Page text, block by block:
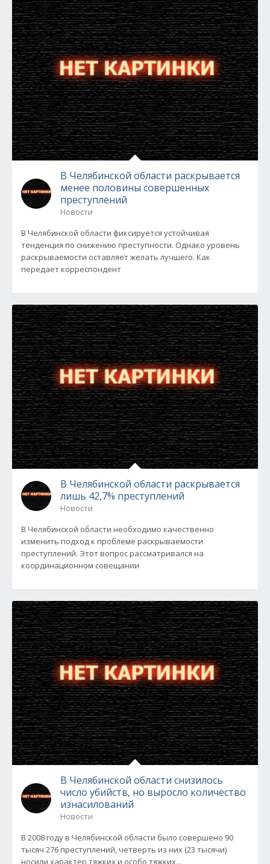
В Челябинской области раскрывается
менее половины совершенных
преступлений
Новости
В Челябинской области фиксируется устойчивая
тенденция по снижению преступности. Однако уровень
раскрываемости оставляет желать лучшего. Как
передает корреспондент
В Челябинской области раскрывается
лишь 42,7% преступлений
Новости
В Челябинской области необходимо качественно
изменить подход к проблеме раскрываемости
преступлений. Этот вопрос рассматривался на
координационном совещании
В Челябинской области снизилось
число убийств, но выросло количество
изнасилований
Новости
В 2008 году в Челябинской области было совершено 90
тысяч 276 преступлений, четверть из них (23 тысячи)
носили характер тяжких и особо тяжких...